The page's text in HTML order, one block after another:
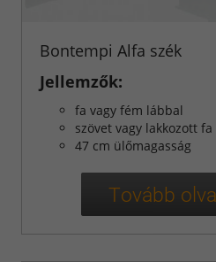
Bontempi Alfa szék
Jellemzők:
fa vagy fém lábbal
szövet vagy lakkozott
47 cm ülőmagasság